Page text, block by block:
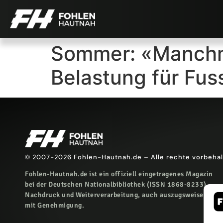
Sommer:
Belastung für
© 2007-2026 Fohlen-Hautnah.de – Alle rechte
Fohlen-Hautnah.de ist ein offiziell eingetragenes Magazin
bei der Deutschen Nationalbibliothek (ISSN 1868-8233).
Nachdruck und Weiterverarbeitung, auch auszugsweise, nur
mit Genehmigung.